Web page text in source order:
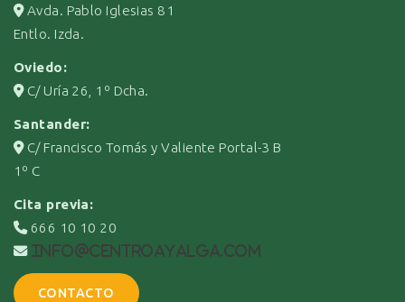
Avda. Pablo Iglesias 81
Entlo. Izda.
Oviedo:
C/ Uría 26, 1º Dcha.
Santander:
C/ Francisco Tomás y Valiente Portal-3 B
1º C
Cita previa:
666 10 10 20
info@centroayalga.com
CONTACTO